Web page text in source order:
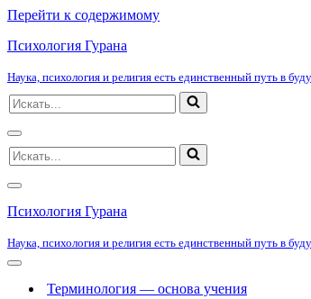
Перейти к содержимому
Психология Гурана
Наука, психология и религия есть единственный путь в
Искать...
Меню
навигации
Искать...
Меню
навигации
Психология Гурана
Наука, психология и религия есть единственный путь в
Меню
навигацииТерминология — основа учения